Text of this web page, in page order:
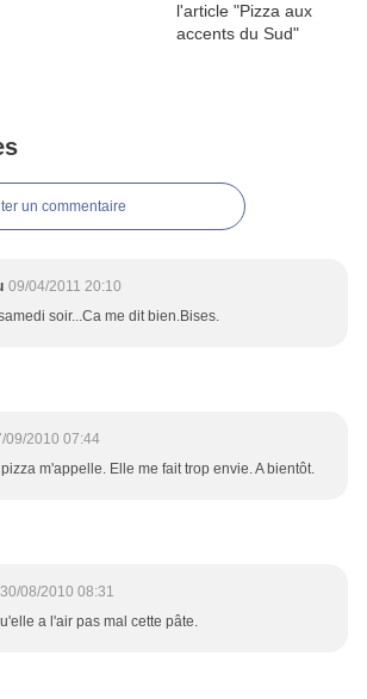
un commentaire
09/04/2011 20:10
soir...Ca me dit bien.Bises.
09/2010 07:44
m'appelle. Elle me fait trop envie. A bientôt.
30/08/2010 08:31
a l'air pas mal cette pâte.